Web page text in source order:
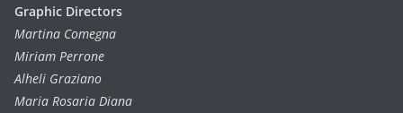
Graphic Directors
Martina Comegna
Miriam Perrone
Alheli Graziano
Maria Rosaria Diana